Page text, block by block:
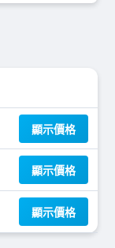
顯示價格
顯示價格
顯示價格